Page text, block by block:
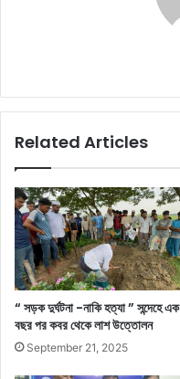
Related Articles
“ সড়ক দুর্ঘটনা -নাকি হত্যা ” সন্দেহে এক
বছর পর কবর থেকে লাশ উত্তোলন
September 21, 2025